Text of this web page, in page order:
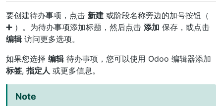
要创建待办事项，点击 新建 或阶段名称旁边的加号按钮（
➕）。为待办事项添加标题，然后点击 添加 保存，或点击
编辑访问更多选项。
如果您选择 编辑待办事项，您可以使用 Odoo 编辑器添加
标签, 指定人 或更多信息。
Note